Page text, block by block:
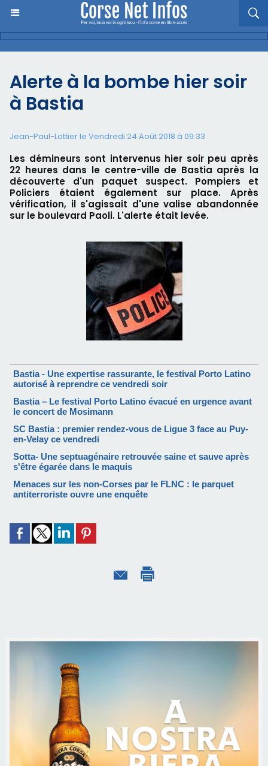
Alerte à la bombe hier soir
à Bastia
Jean-Paul-Lottier le Vendredi 24 Août 2018 à 09:33
Les démineurs sont intervenus hier soir peu après
22 heures dans le centre-ville de Bastia après la
découverte d'un paquet suspect. Pompiers et
Policiers étaient également sur place. Après
vérification, il s'agissait d'une valise abandonnée
sur le boulevard Paoli. L'alerte était levée.
Bastia - Une expertise rassurante, le festival Porto Latino
autorisé à reprendre ce vendredi soir
Bastia – Le festival Porto Latino évacué en urgence avant
le concert de Mosimann
SC Bastia : premier rendez-vous de Ligue 3 face au Puy-
en-Velay ce vendredi
Sotta- Une septuagénaire retrouvée saine et sauve après
s'être égarée dans le maquis
Menaces sur les non-Corses par le FLNC : le parquet
antiterroriste ouvre une enquête